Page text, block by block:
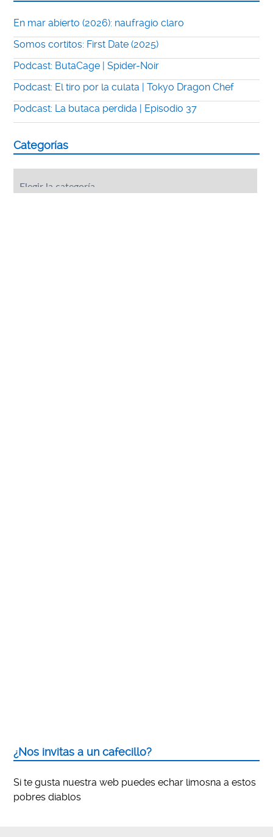
En mar abierto (2026): naufragio claro
Somos cortitos: First Date (2025)
Podcast: ButaCage | Spider-Noir
Podcast: El tiro por la culata | Tokyo Dragon Chef
Podcast: La butaca perdida | Episodio 37
Categorías
¿Nos invitas a un cafecillo?
Si te gusta nuestra web puedes echar limosna a estos
pobres diablos